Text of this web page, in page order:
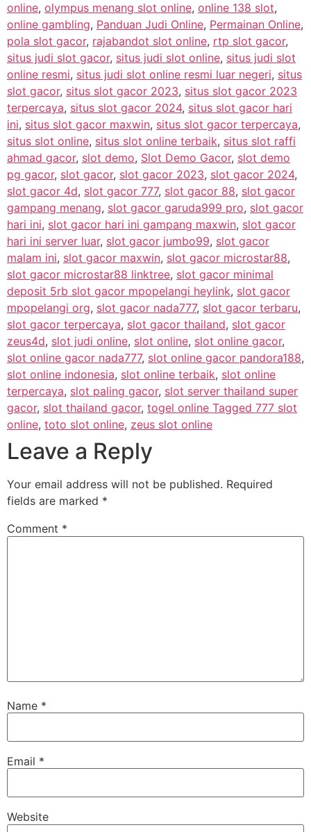
online, olympus menang slot online, online 138 slot,
online gambling, Panduan Judi Online, Permainan Online,
pola slot gacor, rajabandot slot online, rtp slot gacor,
situs judi slot gacor, situs judi slot online, situs judi slot
online resmi, situs judi slot online resmi luar negeri, situs
slot gacor, situs slot gacor 2023, situs slot gacor 2023
terpercaya, situs slot gacor 2024, situs slot gacor hari
ini, situs slot gacor maxwin, situs slot gacor terpercaya,
situs slot online, situs slot online terbaik, situs slot raffi
ahmad gacor, slot demo, Slot Demo Gacor, slot demo
pg gacor, slot gacor, slot gacor 2023, slot gacor 2024,
slot gacor 4d, slot gacor 777, slot gacor 88, slot gacor
gampang menang, slot gacor garuda999 pro, slot gacor
hari ini, slot gacor hari ini gampang maxwin, slot gacor
hari ini server luar, slot gacor jumbo99, slot gacor
malam ini, slot gacor maxwin, slot gacor microstar88,
slot gacor microstar88 linktree, slot gacor minimal
deposit 5rb slot gacor mpopelangi heylink, slot gacor
mpopelangi org, slot gacor nada777, slot gacor terbaru,
slot gacor terpercaya, slot gacor thailand, slot gacor
zeus4d, slot judi online, slot online, slot online gacor,
slot online gacor nada777, slot online gacor pandora188,
slot online indonesia, slot online terbaik, slot online
terpercaya, slot paling gacor, slot server thailand super
gacor, slot thailand gacor, togel online Tagged 777 slot
online, toto slot online, zeus slot online
Leave a Reply
Your email address will not be published. Required
fields are marked *
Comment *
Name *
Email *
Website